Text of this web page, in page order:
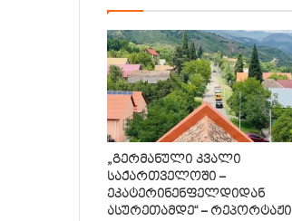
„გერმანული კვალი
საქართველოში –
ეკატერინენფელდიდან
ასურეთამდე“ – რეპორტაჟი